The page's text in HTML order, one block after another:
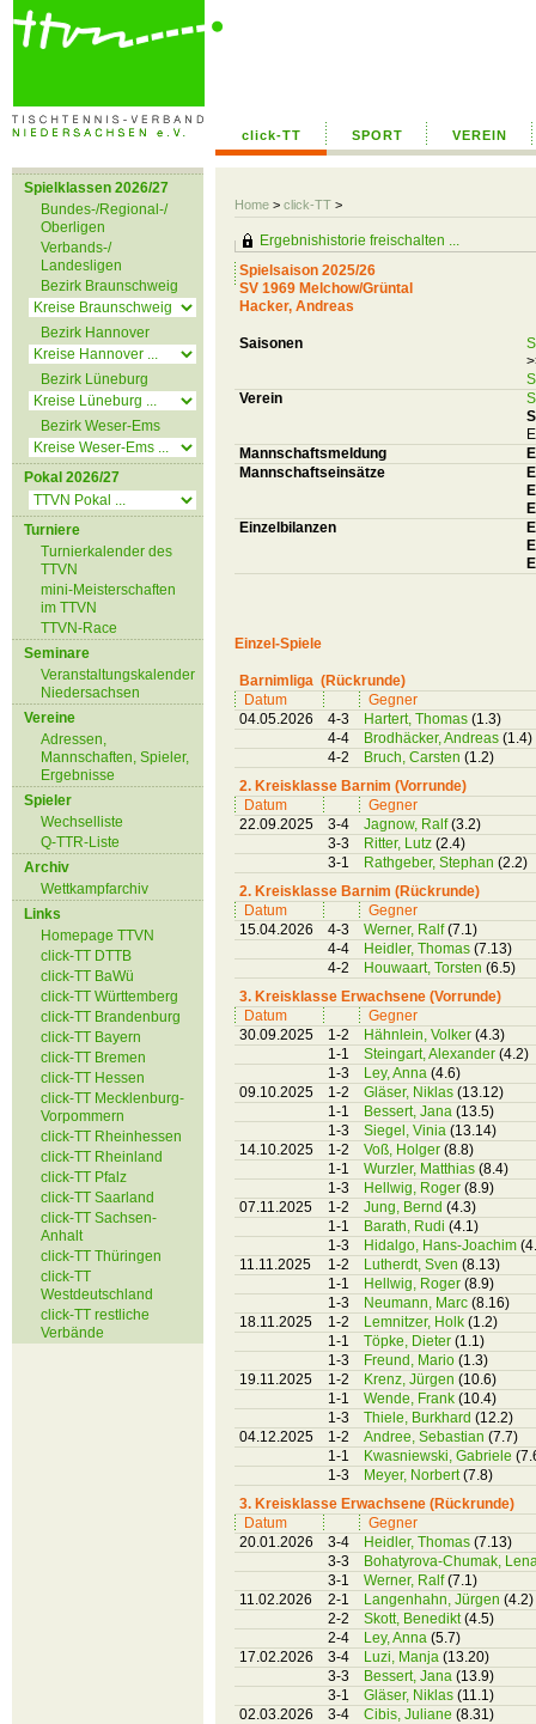
click-TT SPORT VEREIN
Home > click-TT >
Spielklassen 2026/27
Bundes-/Regional-/
Oberligen
Verbands-/
Landesligen
Bezirk Braunschweig
Bezirk Hannover
Bezirk Lüneburg
Bezirk Weser-Ems
Pokal 2026/27
Turniere
Turnierkalender des
TTVN
mini-Meisterschaften
im TTVN
TTVN-Race
Seminare
Veranstaltungskalender
Niedersachsen
Vereine
Adressen,
Mannschaften, Spieler,
Ergebnisse
Spieler
Wechselliste
Q-TTR-Liste
Archiv
Wettkampfarchiv
Links
Homepage TTVN
click-TT DTTB
click-TT BaWü
click-TT Württemberg
click-TT Brandenburg
click-TT Bayern
click-TT Bremen
click-TT Hessen
click-TT Mecklenburg-
Vorpommern
click-TT Rheinhessen
click-TT Rheinland
click-TT Pfalz
click-TT Saarland
click-TT Sachsen-
Anhalt
click-TT Thüringen
click-TT
Westdeutschland
click-TT restliche
Verbände
Ergebnishistorie freischalten ...
Spielsaison 2025/26
SV 1969 Melchow/Grüntal
Hacker, Andreas
Saisonen
Verein
Mannschaftsmeldung
Mannschaftseinsätze
Einzelbilanzen
Einzel-Spiele
Barnimliga (Rückrunde)
Datum
Gegner
04.05.2026
4-3 Hartert, Thomas (1.3)
4-4
Brodhäcker, Andreas (1.4)
4-2
Bruch, Carsten (1.2)
2. Kreisklasse Barnim (Vorrunde)
Datum
Gegner
22.09.2025
3-4 Jagnow, Ralf(3.2)
3-3
Ritter, Lutz (2.4)
3-1
Rathgeber, Stephan (2.2)
2. Kreisklasse Barnim (Rückrunde)
Datum
Gegner
15.04.2026
4-3 Werner, Ralf(7.1)
4-4
Heidler, Thomas (7.13)
4-2
Houwaart, Torsten (6.5)
3. Kreisklasse Erwachsene (Vorrunde)
Datum
Gegner
30.09.2025
1-2 Hähnlein, Volker (4.3)
1-1
Steingart, Alexander (4.2)
1-3
Ley, Anna (4.6)
09.10.2025
1-2 Gläser, Niklas (13.12)
1-1
Bessert, Jana (13.5)
1-3
Siegel, Vinia (13.14)
14.10.2025
1-2 Voß, Holger (8.8)
1-1
Wurzler, Matthias (8.4)
1-3
Hellwig, Roger (8.9)
07.11.2025
1-2 Jung, Bernd (4.3)
1-1
Barath, Rudi (4.1)
1-3
Hidalgo, Hans-Joachim
11.11.2025
1-2 Lutherdt, Sven (8.13)
1-1
Hellwig, Roger (8.9)
1-3
Neumann, Marc (8.16)
18.11.2025
1-2 Lemnitzer, Holk (1.2)
1-1
Töpke, Dieter (1.1)
1-3
Freund, Mario (1.3)
19.11.2025
1-2 Krenz, Jürgen (10.6)
1-1
Wende, Frank (10.4)
1-3
Thiele, Burkhard (12.2)
04.12.2025
1-2 Andree, Sebastian (7.7)
1-1
Kwasniewski, Gabriele
1-3
Meyer, Norbert(7.8)
3. Kreisklasse Erwachsene (Rückrunde)
Datum
Gegner
20.01.2026
3-4 Heidler, Thomas (7.13)
3-3
Bohatyrova-Chumak,
3-1
Werner, Ralf(7.1)
11.02.2026
2-1 Langenhahn, Jürgen (4.2)
2-2
Skott, Benedikt(4.5)
2-4
Ley, Anna (5.7)
17.02.2026
3-4 Luzi, Manja (13.20)
3-3
Bessert, Jana (13.9)
3-1
Gläser, Niklas (11.1)
02.03.2026
3-4 Cibis, Juliane (8.31)